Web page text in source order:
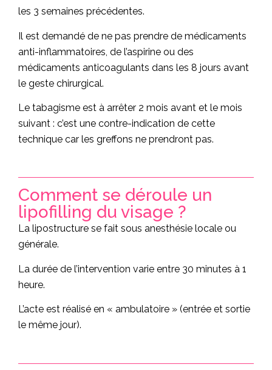
les 3 semaines précédentes.
Il est demandé de ne pas prendre de médicaments
anti-inflammatoires, de l’aspirine ou des
médicaments anticoagulants dans les 8 jours avant
le geste chirurgical.
Le tabagisme est à arrêter 2 mois avant et le mois
suivant : c’est une contre-indication de cette
technique car les greffons ne prendront pas.
Comment se déroule un
lipofilling du visage ?
La lipostructure se fait sous anesthésie locale ou
générale.
La durée de l’intervention varie entre 30 minutes à 1
heure.
L’acte est réalisé en « ambulatoire » (entrée et sortie
le même jour).